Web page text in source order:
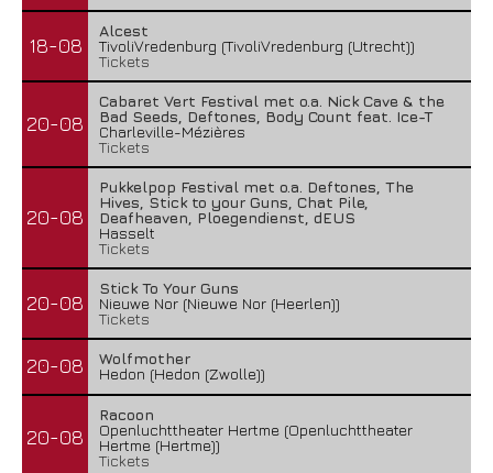
18-08
Alcest
TivoliVredenburg (TivoliVredenburg (Utrecht))
Tickets
20-08
Cabaret Vert Festival met o.a. Nick Cave & the
Bad Seeds, Deftones, Body Count feat. Ice-T
Charleville-Mézières
Tickets
20-08
Pukkelpop Festival met o.a. Deftones, The
Hives, Stick to your Guns, Chat Pile,
Deafheaven, Ploegendienst, dEUS
Hasselt
Tickets
20-08
Stick To Your Guns
Nieuwe Nor (Nieuwe Nor (Heerlen))
Tickets
20-08
Wolfmother
Hedon (Hedon (Zwolle))
20-08
Racoon
Openluchttheater Hertme (Openluchttheater
Hertme (Hertme))
Tickets